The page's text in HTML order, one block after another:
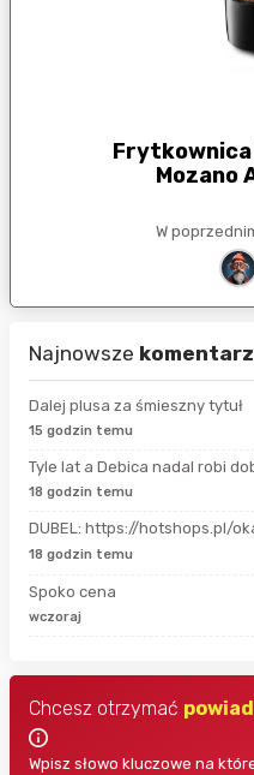
Mozano
W
Najnowsze
Dalej plusa za śmieszny tytuł
15 godzin temu
Tyle lat a Debica nadal robi
18 godzin temu
DUBEL: https://hotshops.pl/
18 godzin temu
Spoko cena
wczoraj
Chcesz otrzymać
Wpisz słowo kluczowe na